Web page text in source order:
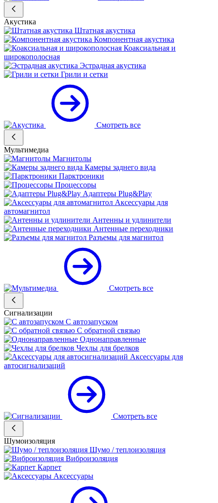
Акустика
Штатная акустика
Компонентная акустика
Коаксиальная и
широкополосная
Эстрадная акустика
Грили и сетки
Смотреть все
Мультимедиа
Магнитолы
Камеры заднего вида
Парктроники
Процессоры
Адаптеры Plug&Play
Аксессуары для
автомагнитол
Антенны и удлинители
Антенные переходники
Разъемы для магнитол
Смотреть все
Сигнализации
С автозапуском
С обратной связью
Однонаправленные
Чехлы для брелков
Аксессуары для
автосигнализаций
Смотреть все
Шумоизоляция
Шумо / теплоизоляция
Виброизоляция
Карпет
Аксессуары